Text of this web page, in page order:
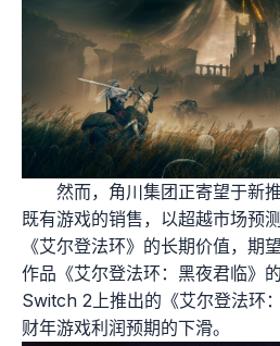
然而，角川集团正寄望于新
既有游戏的销售，以超越市场预
《艾尔登法环》的长期价值，期
作品《艾尔登法环：黑夜君临》
Switch 2上推出的《艾尔登法环
财年游戏利润预期的下滑。